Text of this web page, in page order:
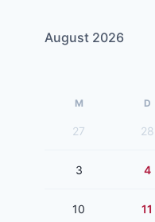
August 2026
M D
27 28
3 4
10 11